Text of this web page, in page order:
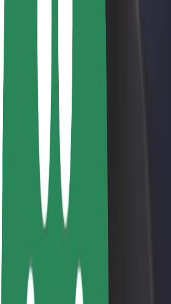
ვაკანსიები
Bolt-ის შესახებ
Bolt და ეკომეგობრულობა
ნულოვანი პროექტი
ბლოგი
სიახლეები
ბრენდის გზამკვლევი
მისია
ლიდერობა
ბრენდი